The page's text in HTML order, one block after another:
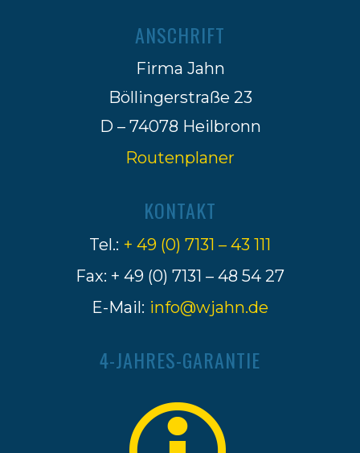
ANSCHRIFT
Firma Jahn
Böllingerstraße 23
D – 74078 Heilbronn
Routenplaner
KONTAKT
Tel.: + 49 (0) 7131 – 43 111
Fax: + 49 (0) 7131 – 48 54 27
E-Mail: info@wjahn.de
4-JAHRES-GARANTIE